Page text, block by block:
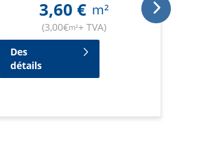
3,60 € m²
(3,00€m²+ TVA)
Des
détails